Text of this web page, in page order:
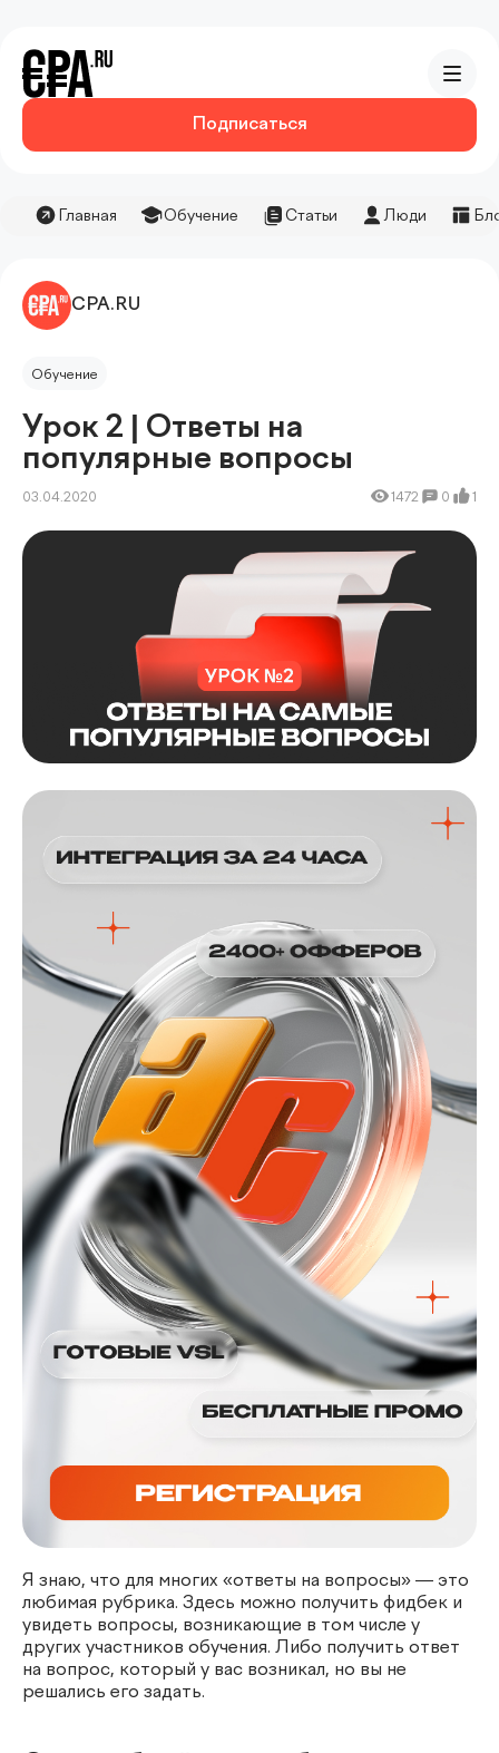
Подписаться
Главная Обучение Статьи Люди
CPA.RU
Обучение
Урок 2 | Ответы на
популярные вопросы
03.04.2020 1472 0 1
Я знаю, что для многих «ответы на вопросы» — это
любимая рубрика. Здесь можно получить фидбек и
увидеть вопросы, возникающие в том числе у
других участников обучения. Либо получить ответ
на вопрос, который у вас возникал, но вы не
решались его задать.